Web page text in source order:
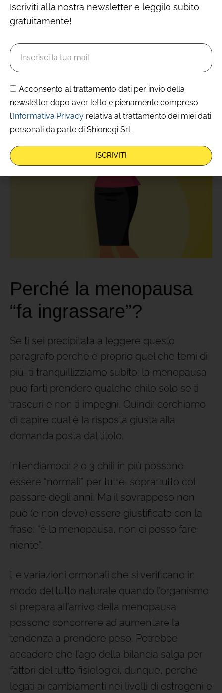
Perché la menopausa
“fa ingrassare”?
Se ti sei precipitata a leggere questo
paragrafo perché è proprio quel che temi di
più, ti tranquillizziamo subito: la menopausa
può farti prendere qualche chilo solo se ti
trascuri e non ti impegni. Quindi: cerchiamo
di capire qual è la risposta giusta alla
domanda posta dal titolo.
Intendiamoci: 2 o 3 chili in più possono
essere “normali” per tutte, soprattutto col
passare degli anni. Ma il sovrappeso non
può (e non deve) essere giustificato con la
frase: “è la menopausa, non ci posso fare
niente”.
Le variazioni ormonali che si verificano in
modo del tutto naturale quando l’organismo
si prepara all’arrivo della menopausa
possono concorrere ad aumentare la
tendenza a prendere peso. Potrebbe
accadere che l’ago della bilancia salga per
fattori del tutto fisiologici, dunque, perché
legati ai cambiamenti nei livelli di estrogeni e
Iscriviti alla nostra newsletter e leggilo subito
gratuitamente!
Acconsento al trattamento dati per invio della
newsletter dopo aver letto e pienamente compreso
l’Informativa Privacy relativa al trattamento dei miei dati
personali da parte di Shionogi Srl.
ISCRIVITI